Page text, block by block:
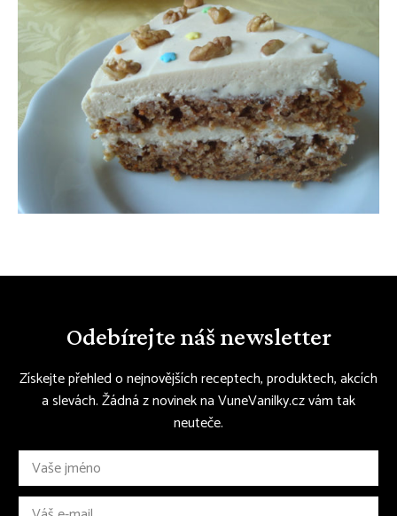
Odebírejte náš newsletter
Získejte přehled o nejnovějších receptech, produktech, akcích
a slevách. Žádná z novinek na VuneVanilky.cz vám tak
neuteče.